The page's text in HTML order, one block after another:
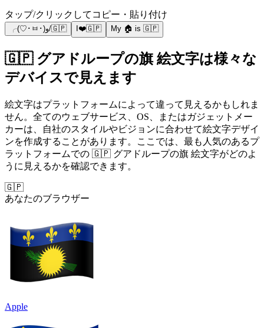
タップ/クリックしてコピー・貼り付け
╭(♡･ㅂ･)و/🇬🇵 I❤️🇬🇵 My 🏠 is 🇬🇵
🇬🇵 グアドループの旗 絵文字は様々な
デバイスで見えます
絵文字はプラットフォームによって違って見えるかもしれま
せん。全てのウェブサービス、OS、またはガジェットメー
カーは、自社のスタイルやビジョンに合わせて絵文字デザイ
ンを作成することがあります。ここでは、最も人気のあるプ
ラットフォームでの 🇬🇵 グアドループの旗 絵文字がどのよ
うに見えるかを確認できます。
🇬🇵
あなたのブラウザー
Apple